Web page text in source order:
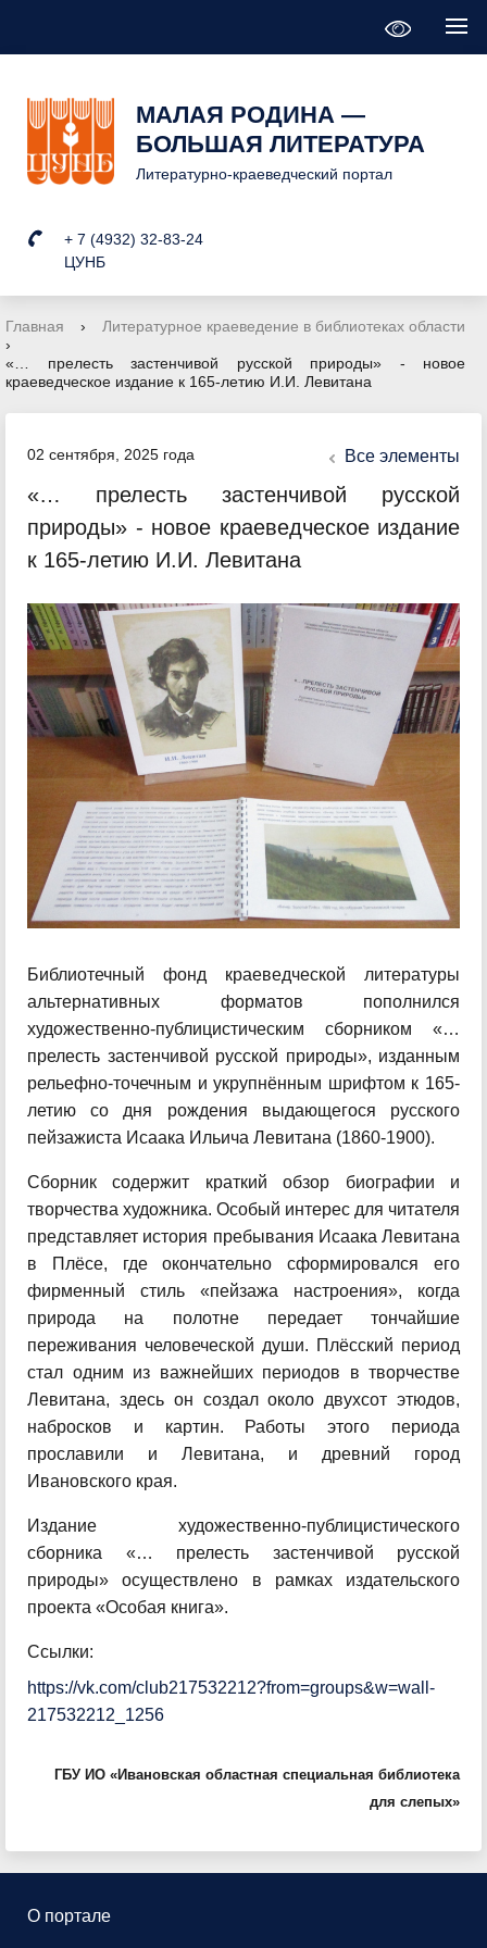
МАЛАЯ РОДИНА —
БОЛЬШАЯ ЛИТЕРАТУРА
Литературно-краеведческий портал
+ 7 (4932) 32-83-24
ЦУНБ
Главная ›
Литературное краеведение в библиотеках области
›
«… прелесть застенчивой русской природы» - новое
краеведческое издание к 165-летию И.И. Левитана
02 сентября, 2025 года Все элементы
«… прелесть застенчивой русской
природы» - новое краеведческое издание
к 165-летию И.И. Левитана
Библиотечный фонд краеведческой литературы
альтернативных форматов пополнился
художественно-публицистическим сборником «…
прелесть застенчивой русской природы», изданным
рельефно-точечным и укрупнённым шрифтом к 165-
летию со дня рождения выдающегося русского
пейзажиста Исаака Ильича Левитана (1860-1900).
Сборник содержит краткий обзор биографии и
творчества художника. Особый интерес для читателя
представляет история пребывания Исаака Левитана
в Плёсе, где окончательно сформировался его
фирменный стиль «пейзажа настроения», когда
природа на полотне передает тончайшие
переживания человеческой души. Плёсский период
стал одним из важнейших периодов в творчестве
Левитана, здесь он создал около двухсот этюдов,
набросков и картин. Работы этого периода
прославили и Левитана, и древний город
Ивановского края.
Издание художественно-публицистического
сборника «… прелесть застенчивой русской
природы» осуществлено в рамках издательского
проекта «Особая книга».
Ссылки:
https://vk.com/club217532212?from=groups&w=wall-
217532212_1256
ГБУ ИО «Ивановская областная специальная библиотека
для слепых»
О портале